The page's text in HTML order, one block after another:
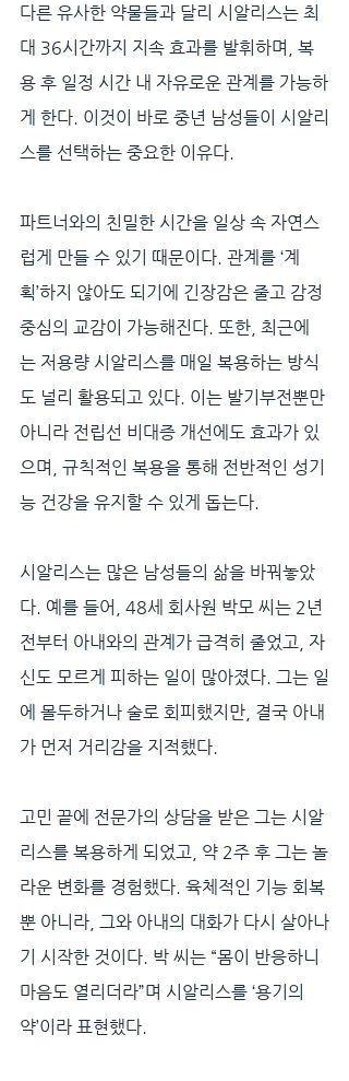
다른 유사한 약물들과 달리 시알리스는 최
대 36시간까지 지속 효과를 발휘하며, 복
용 후 일정 시간 내 자유로운 관계를 가능하
게 한다. 이것이 바로 중년 남성들이 시알리
스를 선택하는 중요한 이유다.
파트너와의 친밀한 시간을 일상 속 자연스
럽게 만들 수 있기 때문이다. 관계를 ‘계
획’하지 않아도 되기에 긴장감은 줄고 감정
중심의 교감이 가능해진다. 또한, 최근에
는 저용량 시알리스를 매일 복용하는 방식
도 널리 활용되고 있다. 이는 발기부전뿐만
아니라 전립선 비대증 개선에도 효과가 있
으며, 규칙적인 복용을 통해 전반적인 성기
능 건강을 유지할 수 있게 돕는다.
시알리스는 많은 남성들의 삶을 바꿔놓았
다. 예를 들어, 48세 회사원 박모 씨는 2년
전부터 아내와의 관계가 급격히 줄었고, 자
신도 모르게 피하는 일이 많아졌다. 그는 일
에 몰두하거나 술로 회피했지만, 결국 아내
가 먼저 거리감을 지적했다.
고민 끝에 전문가의 상담을 받은 그는 시알
리스를 복용하게 되었고, 약 2주 후 그는 놀
라운 변화를 경험했다. 육체적인 기능 회복
뿐 아니라, 그와 아내의 대화가 다시 살아나
기 시작한 것이다. 박 씨는 “몸이 반응하니
마음도 열리더라”며 시알리스를 ‘용기의
약’이라 표현했다.